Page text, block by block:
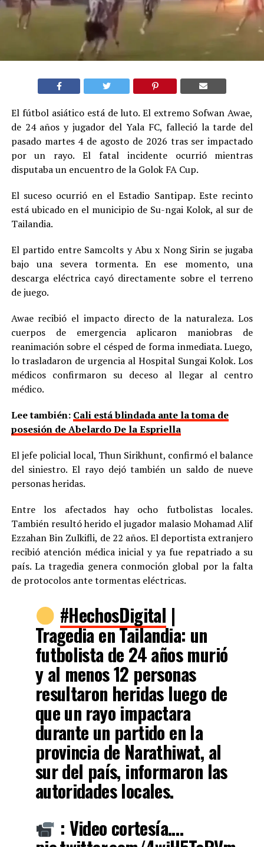
El fútbol asiático está de luto. El extremo Sofwan Awae,
de 24 años y jugador del Yala FC, falleció la tarde del
pasado martes 4 de agosto de 2026 tras ser impactado
por un rayo. El fatal incidente ocurrió mientras
disputaba un encuentro de la Golok FA Cup.
El suceso ocurrió en el Estadio Santipap. Este recinto
está ubicado en el municipio de Su-ngai Kolok, al sur de
Tailandia.
El partido entre Samcolts y Abu x Nong Sirin se jugaba
bajo una severa tormenta. En ese momento, una
descarga eléctrica cayó directamente sobre el terreno
de juego.
Awae recibió el impacto directo de la naturaleza. Los
cuerpos de emergencia aplicaron maniobras de
reanimación sobre el césped de forma inmediata. Luego,
lo trasladaron de urgencia al Hospital Sungai Kolok. Los
médicos confirmaron su deceso al llegar al centro
médico.
Lee también: Cali está blindada ante la toma de
posesión de Abelardo De la Espriella
El jefe policial local, Thun Sirikhunt, confirmó el balance
del siniestro. El rayo dejó también un saldo de nueve
personas heridas.
Entre los afectados hay ocho futbolistas locales.
También resultó herido el jugador malasio Mohamad Alif
Ezzahan Bin Zulkifli, de 22 años. El deportista extranjero
recibió atención médica inicial y ya fue repatriado a su
país. La tragedia genera conmoción global por la falta
de protocolos ante tormentas eléctricas.
#HechosDigital |
Tragedia en Tailandia: un
futbolista de 24 años murió
y al menos 12 personas
resultaron heridas luego de
que un rayo impactara
durante un partido en la
provincia de Narathiwat, al
sur del país, informaron las
autoridades locales.
: Video cortesía.…